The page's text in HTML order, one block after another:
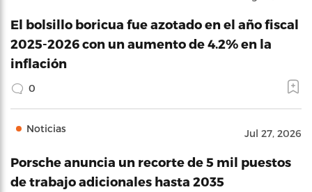
El bolsillo boricua fue azotado en el año fiscal
2025-2026 con un aumento de 4.2% en la
inflación
0
Noticias Jul 27, 2026
Porsche anuncia un recorte de 5 mil puestos
de trabajo adicionales hasta 2035